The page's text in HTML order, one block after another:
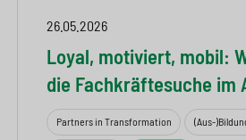
26.05.2026
Loyal, motiviert, mobil:
die Fachkräftesuche im
Partners in Transformation (Aus-